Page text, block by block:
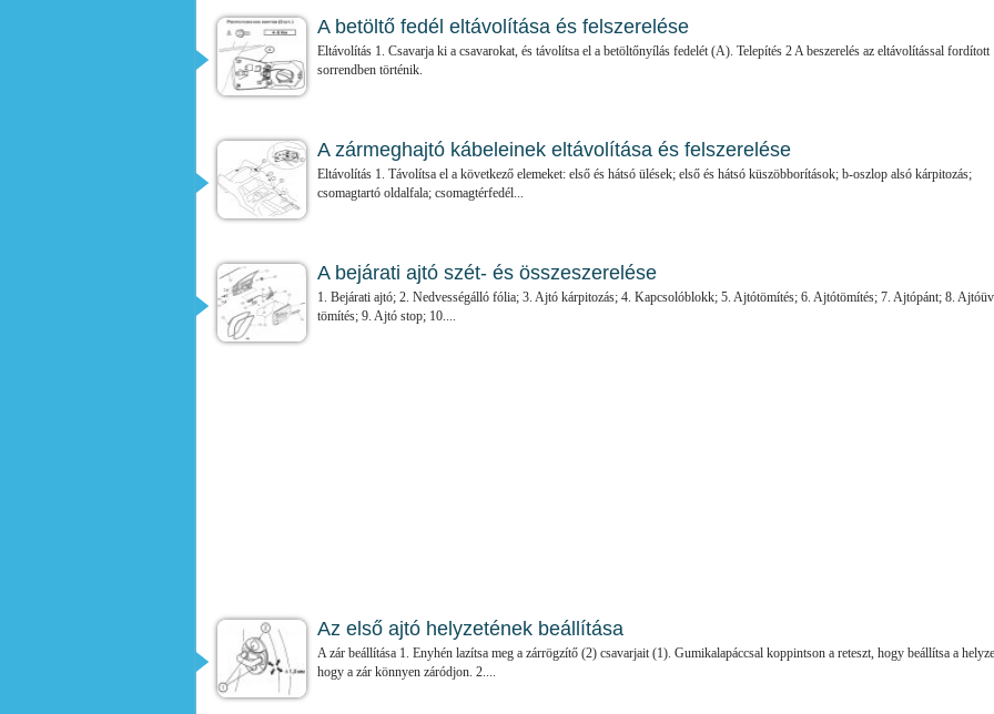
A betöltő fedél eltávolítása és felszerelése
Eltávolítás 1. Csavarja ki a csavarokat, és távolítsa el a betöltőnyílás fedelét (A). Telepítés 2 A beszerelés az eltávolítással fordított
sorrendben történik.
A zármeghajtó kábeleinek eltávolítása és felszerelése
Eltávolítás 1. Távolítsa el a következő elemeket: első és hátsó ülések; első és hátsó küszöbborítások; b-oszlop alsó kárpitozás;
csomagtartó oldalfala; csomagtérfedél...
A bejárati ajtó szét- és összeszerelése
1. Bejárati ajtó; 2. Nedvességálló fólia; 3. Ajtó kárpitozás; 4. Kapcsolóblokk; 5. Ajtótömítés; 6. Ajtótömítés; 7. Ajtópánt; 8.
tömítés; 9. Ajtó stop; 10....
Az első ajtó helyzetének beállítása
A zár beállítása 1. Enyhén lazítsa meg a zárrögzítő (2) csavarjait (1). Gumikalapáccsal koppintson a reteszt, hogy beállítsa a
hogy a zár könnyen záródjon. 2....